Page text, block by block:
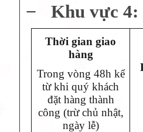
−
Khu vực 4:
Thời gian giao
hàng
Trong vòng 48h kể
từ khi quý khách
đặt hàng thành
công (trừ chủ nhật,
ngày lễ)